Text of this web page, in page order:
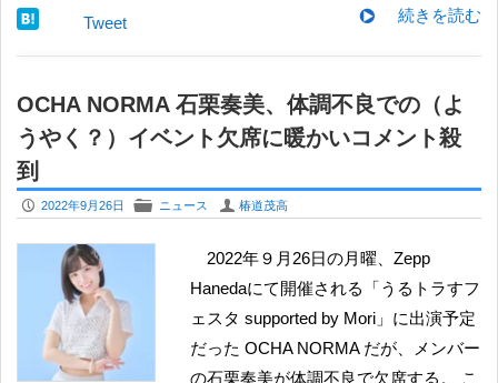
続きを読む
Tweet
OCHA NORMA 石栗奏美、体調不良での（よ
うやく？）イベント欠席に暖かいコメント殺
到
P 2022年9月26日 F ニュース U 椿道茂高
2022年９月26日の月曜、Zepp
Hanedaにて開催される「うるトラすフ
ェスタ supported by Mori」に出演予定
だった OCHA NORMA だが、メンバー
の石栗奏美が体調不良で欠席する。 こ